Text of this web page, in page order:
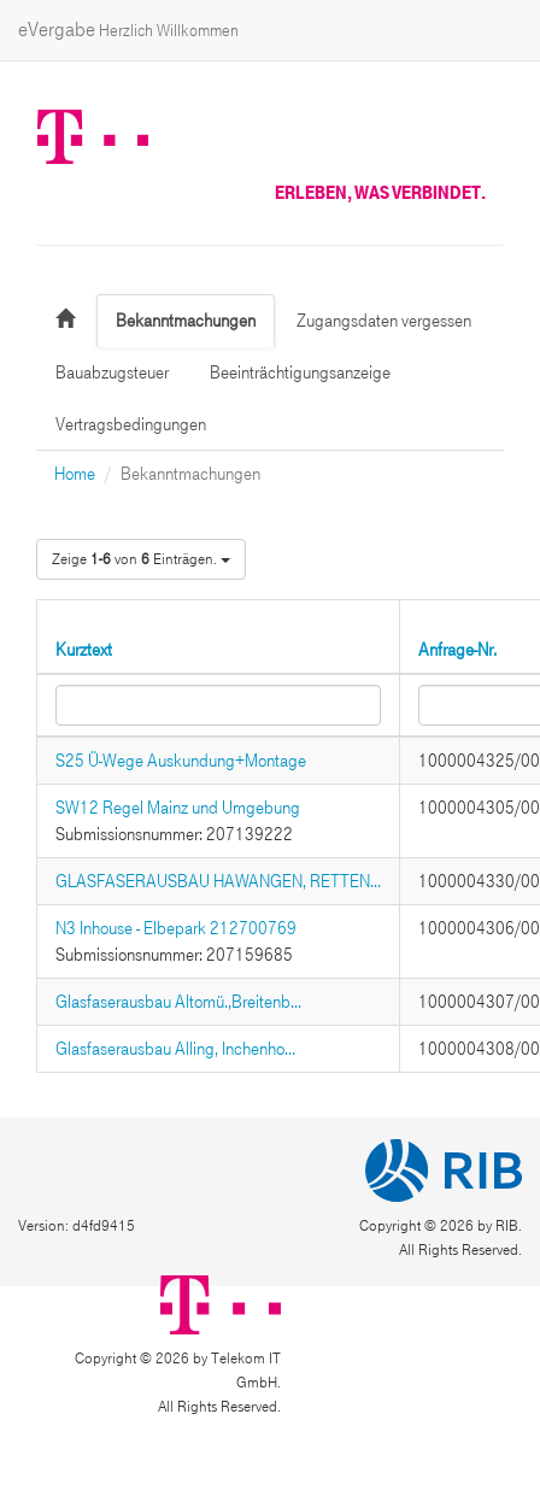
eVergabe Herzlich Willkommen
ERLEBEN, WAS VERBINDET.
Bekanntmachungen Zugangsdaten vergessen
Bauabzugsteuer Beeinträchtigungsanzeige
Vertragsbedingungen
Home Bekanntmachungen
Zeige 1-6von 6 Einträgen.
Kurztext Anfrage-Nr.
S25 Ü-Wege Auskundung+Montage 1000004325/
SW12 Regel Mainz und Umgebung
Submissionsnummer: 207139222
1000004305/
GLASFASERAUSBAU HAWANGEN, RETTEN... 1000004330/
N3 Inhouse - Elbepark 212700769
Submissionsnummer: 207159685
1000004306/
Glasfaserausbau Altomü.,Breitenb... 1000004307/
Glasfaserausbau Alling, Inchenho... 1000004308/
Version: d4fd9415
Copyright © 2026 by RIB.
All Rights Reserved.
Copyright © 2026 by Telekom IT
GmbH.
All Rights Reserved.